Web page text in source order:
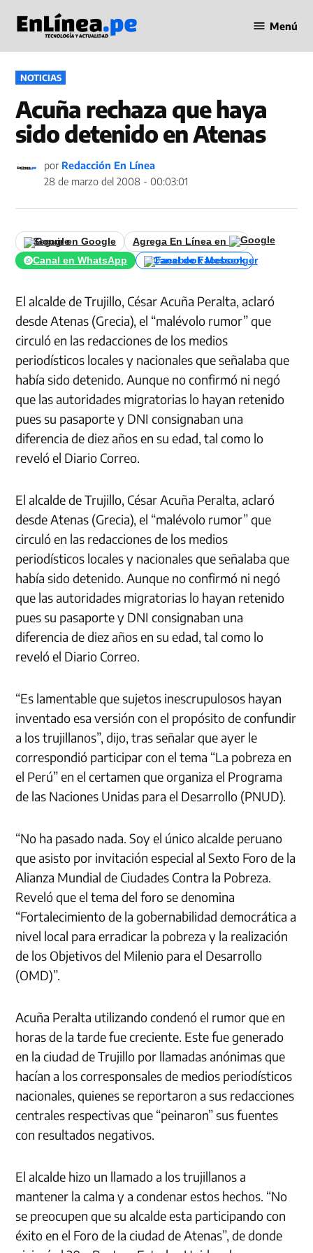
contenido
en Línea
Menú
PUBLICADO
EN
NOTICIAS
Acuña rechaza que haya
sido detenido en Atenas
por Redacción En Línea
28 de marzo del 2008 - 00:03:01
Seguir en Google
Agrega En Línea en
Canal en WhatsApp
Canal de Facebook
El alcalde de Trujillo, César Acuña Peralta, aclaró
desde Atenas (Grecia), el “malévolo rumor” que
circuló en las redacciones de los medios
periodísticos locales y nacionales que señalaba que
había sido detenido. Aunque no confirmó ni negó
que las autoridades migratorias lo hayan retenido
pues su pasaporte y DNI consignaban una
diferencia de diez años en su edad, tal como lo
reveló el Diario Correo.
El alcalde de Trujillo, César Acuña Peralta, aclaró
desde Atenas (Grecia), el “malévolo rumor” que
circuló en las redacciones de los medios
periodísticos locales y nacionales que señalaba que
había sido detenido. Aunque no confirmó ni negó
que las autoridades migratorias lo hayan retenido
pues su pasaporte y DNI consignaban una
diferencia de diez años en su edad, tal como lo
reveló el Diario Correo.
“Es lamentable que sujetos inescrupulosos hayan
inventado esa versión con el propósito de confundir
a los trujillanos”, dijo, tras señalar que ayer le
correspondió participar con el tema “La pobreza en
el Perú” en el certamen que organiza el Programa
de las Naciones Unidas para el Desarrollo (PNUD).
“No ha pasado nada. Soy el único alcalde peruano
que asisto por invitación especial al Sexto Foro de la
Alianza Mundial de Ciudades Contra la Pobreza.
Reveló que el tema del foro se denomina
“Fortalecimiento de la gobernabilidad democrática a
nivel local para erradicar la pobreza y la realización
de los Objetivos del Milenio para el Desarrollo
(OMD)”.
Acuña Peralta utilizando condenó el rumor que en
horas de la tarde fue creciente. Este fue generado
en la ciudad de Trujillo por llamadas anónimas que
hacían a los corresponsales de medios periodísticos
nacionales, quienes se reportaron a sus redacciones
centrales respectivas que “peinaron” sus fuentes
con resultados negativos.
El alcalde hizo un llamado a los trujillanos a
mantener la calma y a condenar estos hechos. “No
se preocupen que su alcalde esta participando con
éxito en el Foro de la ciudad de Atenas”, de donde